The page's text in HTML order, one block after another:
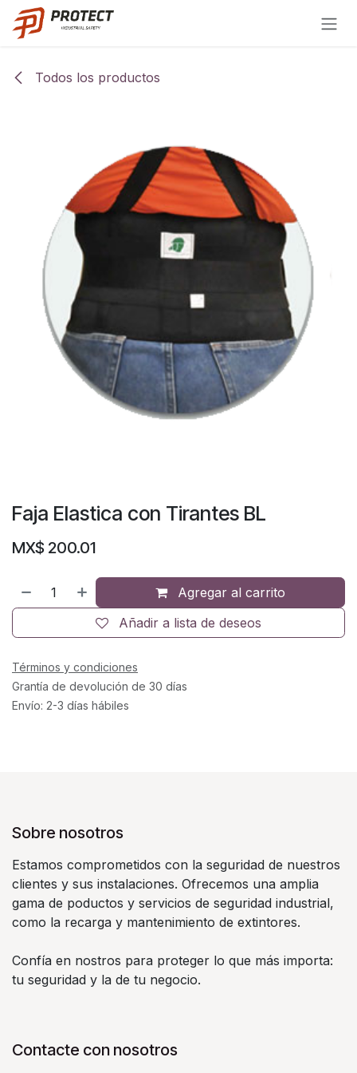
Ir al contenido
Todos los productos
Faja Elastica con Tirantes BL
MX$ 200.01
Agregar al carrito
Añadir a lista de deseos
Términos y condiciones
Grantía de devolución de 30 días
Envío: 2-3 días hábiles
Sobre nosotros
Estamos comprometidos con la seguridad de nuestros
clientes y sus instalaciones. Ofrecemos una amplia
gama de poductos y servicios de seguridad industrial,
como la recarga y mantenimiento de extintores.
Confía en nostros para proteger lo que más importa:
tu seguridad y la de tu negocio.
Contacte con nosotros